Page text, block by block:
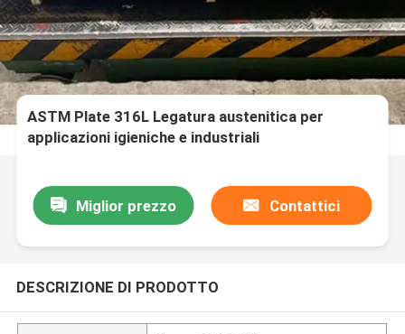
ASTM Plate 316L Legatura austenitica per
applicazioni igieniche e industriali
Miglior prezzo Contattici
DESCRIZIONE DI PRODOTTO